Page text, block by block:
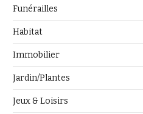
Funérailles
Habitat
Immobilier
Jardin/Plantes
Jeux & Loisirs